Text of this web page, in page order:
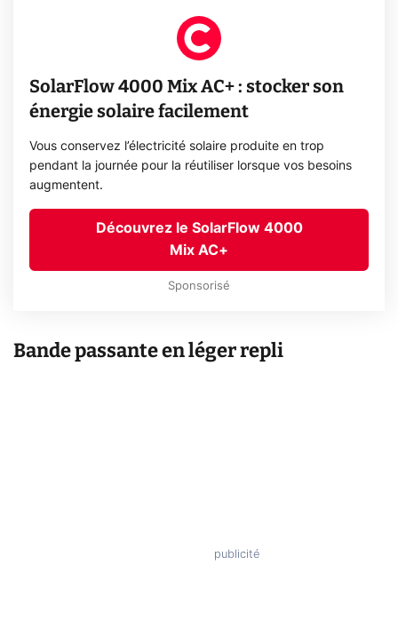
SolarFlow 4000 Mix AC+ : stocker son
énergie solaire facilement
Vous conservez l’électricité solaire produite en trop
pendant la journée pour la réutiliser lorsque vos besoins
augmentent.
Découvrez le SolarFlow 4000
Mix AC+
Sponsorisé
Bande passante en léger repli